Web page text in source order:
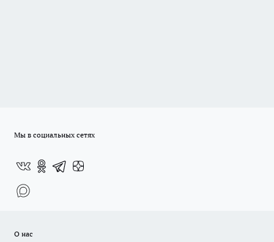
Мы в социальных сетях
О нас